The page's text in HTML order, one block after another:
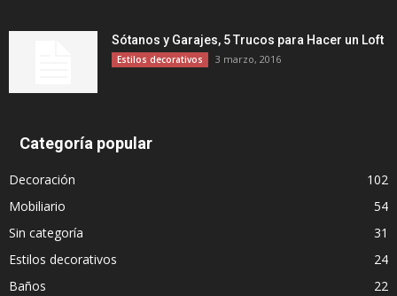
Sótanos y Garajes, 5 Trucos para Hacer un Loft
Estilos decorativos 3 marzo, 2016
Categoría popular
Decoración
102
Mobiliario
54
Sin categoría
31
Estilos decorativos
24
Baños
22